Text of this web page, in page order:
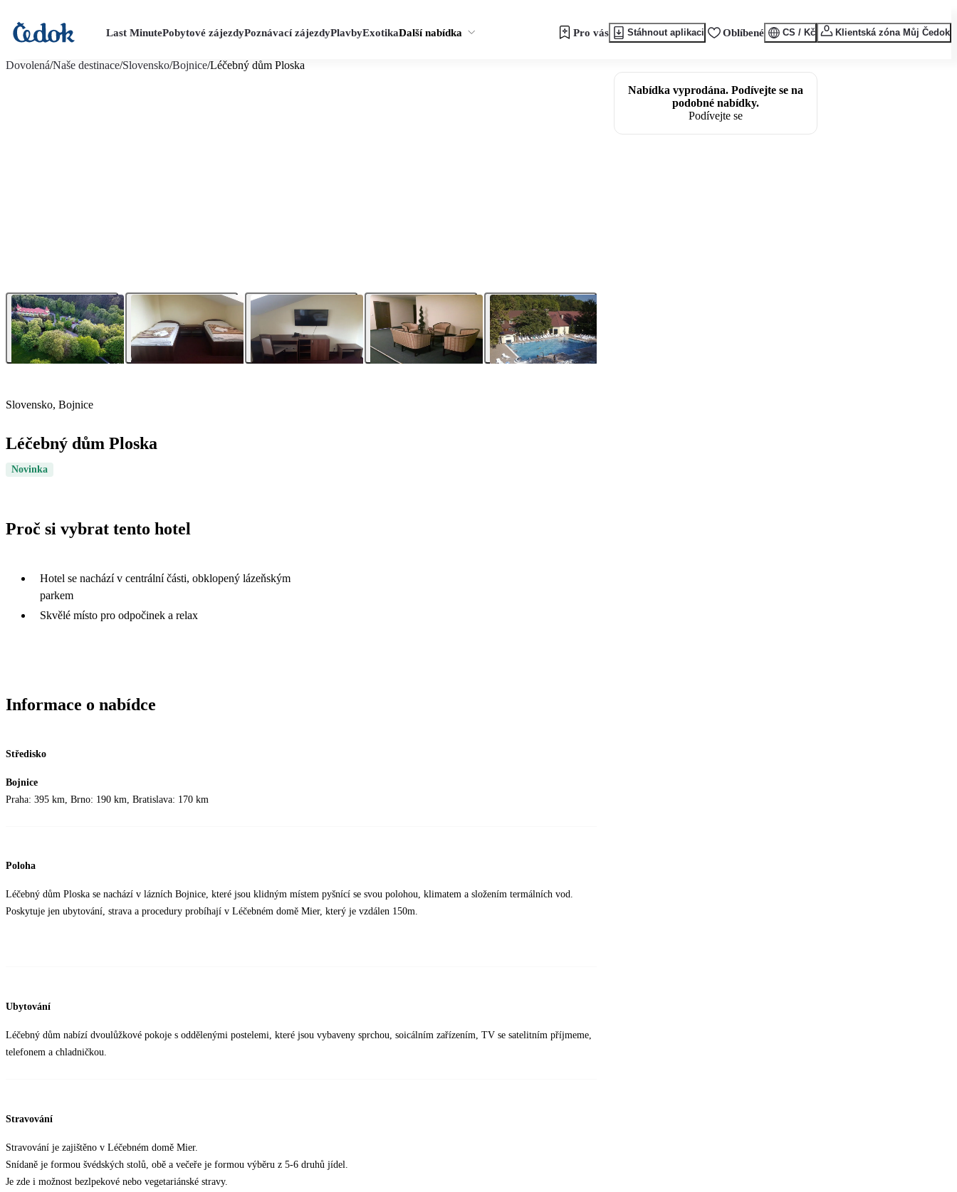
Last MinutePobytové zájezdyPoznávací zájezdyPlavbyExotikaDalší nabídka Pro vás Stáhnout aplikaci Oblíbené CS / Kč Klientská zóna Můj Čedok
Dovolená/Naše destinace/Slovensko/Bojnice/Léčebný dům Ploska
Slovensko, Bojnice
Léčebný dům Ploska
Novinka
Proč si vybrat tento hotel
Hotel se nachází v centrální části, obklopený lázeňským
parkem
Skvělé místo pro odpočinek a relax
Informace o nabídce
Středisko
Bojnice
Praha: 395 km, Brno: 190 km, Bratislava: 170 km
Poloha
Léčebný dům Ploska se nachází v lázních Bojnice, které jsou klidným místem pyšnící se svou polohou, klimatem a složením termálních vod.
Poskytuje jen ubytování, strava a procedury probíhají v Léčebném domě Mier, který je vzdálen 150m.
Ubytování
Léčebný dům nabízí dvoulůžkové pokoje s oddělenými postelemi, které jsou vybaveny sprchou, soicálním zařízením, TV se satelitním příjmeme,
telefonem a chladničkou.
Stravování
Stravování je zajištěno v Léčebném domě Mier.
Snídaně je formou švédských stolů, obě a večeře je formou výběru z 5-6 druhů jídel.
Je zde i možnost bezlpekové nebo vegetariánské stravy.
Nabídka vyprodána. Podívejte se na
podobné nabídky.
Podívejte se